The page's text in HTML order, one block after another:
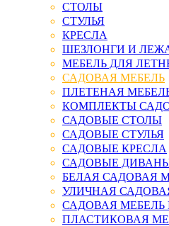
СТОЛЫ
СТУЛЬЯ
КРЕСЛА
ШЕЗЛОНГИ И
МЕБЕЛЬ ДЛЯ
САДОВАЯ МЕБЕЛЬ
ПЛЕТЕНАЯ
КОМПЛЕКТЫ
САДОВЫЕ СТОЛЫ
САДОВЫЕ СТУЛЬЯ
САДОВЫЕ КРЕСЛА
САДОВЫЕ
БЕЛАЯ САДОВАЯ
УЛИЧНАЯ
САДОВАЯ МЕБЕЛЬ
ПЛАСТИКОВАЯ